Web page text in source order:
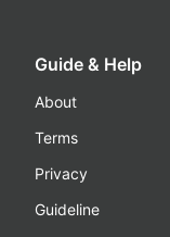
Guide & Help
About
Terms
Privacy
Guideline